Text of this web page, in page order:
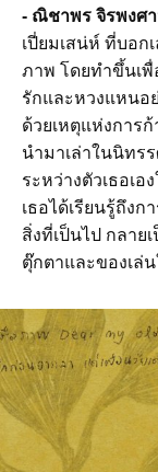
- ณิชาพร จิรพงศ
เปี่ยมเสน่ห์ ที่บอก
ภาพ โดยทำขึ้นเพื่
รักและหวงแหนอ
ด้วยเหตุแห่งการ
นำมาเล่าในนิทร
ระหว่างตัวเธอเอ
เธอได้เรียนรู้ถึง
สิ่งที่เป็นไป กลาย
ตุ๊กตาและของเล่น